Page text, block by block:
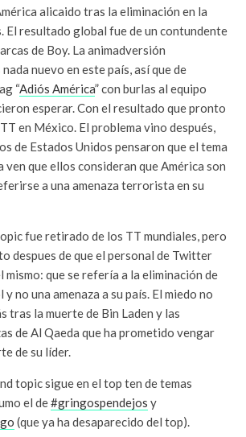
alicaido tras la eliminación en la
El resultado global fue de un contundente
de Boy. La animadversión
nuevo en este país, así que de
“Adiós América” con burlas al equipo
esperar. Con el resultado que pronto
en México. El problema vino después,
de Estados Unidos pensaron que el tema
ven que ellos consideran que América son
a una amenaza terrorista en su
fue retirado de los TT mundiales, pero
despues de que el personal de Twitter
mismo: que se refería a la eliminación de
no una amenaza a su país. El miedo no
tras la muerte de Bin Laden y las
de Al Qaeda que ha prometido vengar
de su líder.
topic sigue en el top ten de temas
el de#gringospendejos y
(que ya ha desaparecido del top).